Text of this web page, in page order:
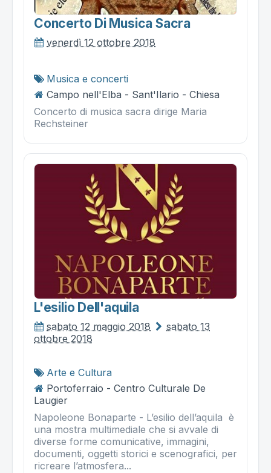
Concerto Di Musica Sacra
venerdì 12 ottobre 2018
Musica e concerti
Campo nell'Elba - Sant'Ilario - Chiesa
Concerto di musica sacra dirige Maria
Rechsteiner
L'esilio Dell'aquila
sabato 12 maggio 2018
sabato 13
ottobre 2018
Arte e Cultura
Portoferraio - Centro Culturale De
Laugier
Napoleone Bonaparte - L’esilio dell’aquila è
una mostra multimediale che si avvale di
diverse forme comunicative, immagini,
documenti, oggetti storici e scenografici, per
ricreare l’atmosfera...